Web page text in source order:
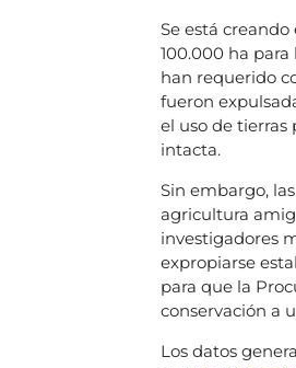
Se está
100.000 ha
han requerido
fueron
el uso de tierras
intacta.
Sin embargo,
agricultura
investigadores
expropiarse
para que la
conservación a
Los datos